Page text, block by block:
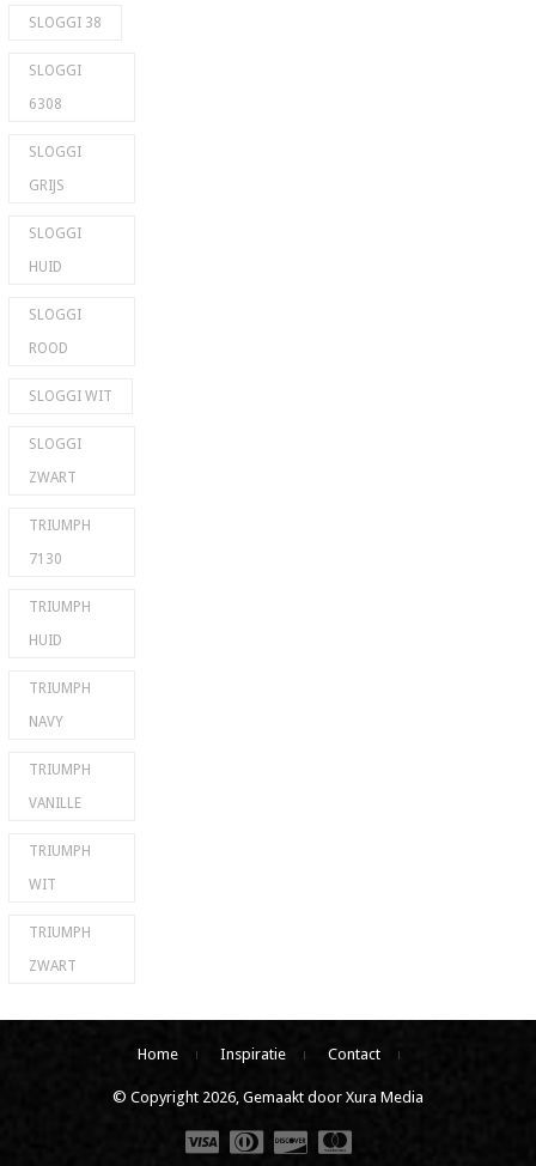
SLOGGI 38
SLOGGI
6308
SLOGGI
GRIJS
SLOGGI
HUID
SLOGGI
ROOD
SLOGGI WIT
SLOGGI
ZWART
TRIUMPH
7130
TRIUMPH
HUID
TRIUMPH
NAVY
TRIUMPH
VANILLE
TRIUMPH
WIT
TRIUMPH
ZWART
Home Inspiratie Contact
© Copyright 2026, Gemaakt door Xura Media